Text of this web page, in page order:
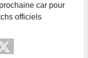
car pour
officiels